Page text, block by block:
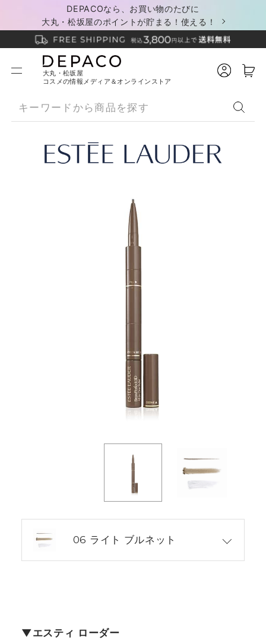
DEPACOなら、お買い物のたびに
大丸・松坂屋のポイントが貯まる！使える！
大丸・松坂屋
コスメの情報メディア＆オンラインストア
06 ライト ブルネット
エスティ ローダー